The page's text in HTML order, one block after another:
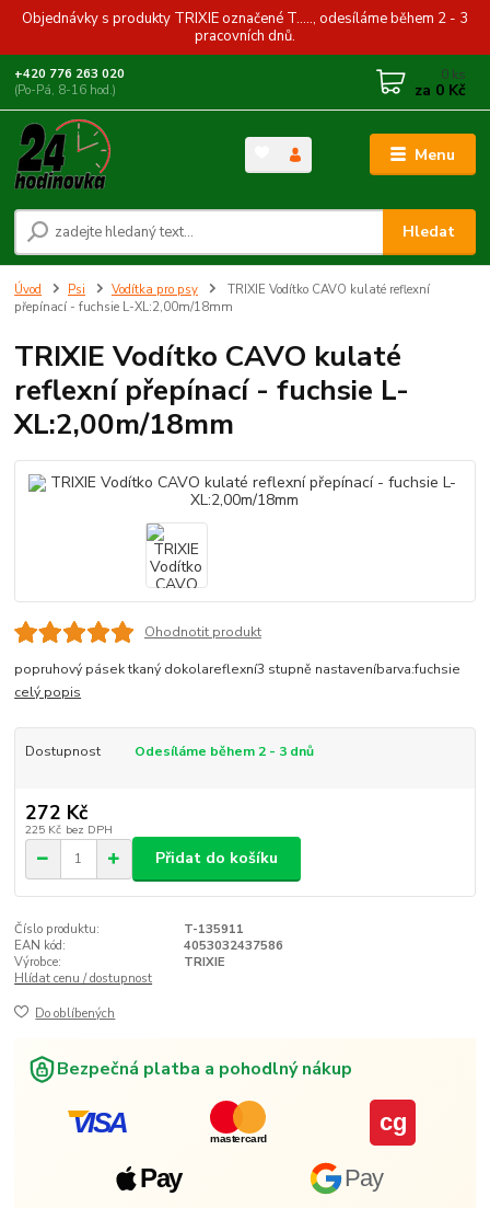
Objednávky s produkty TRIXIE označené T....., odesíláme během 2 - 3
pracovních dnů.
Menu
Hledat
+420 776 263 020
(Po-Pá, 8-16 hod.)
0 ks
za 0 Kč
Úvod Psi Vodítka pro psy
TRIXIE Vodítko CAVO kulaté reflexní
přepínací - fuchsie L-XL:2,00m/18mm
TRIXIE Vodítko CAVO kulaté
reflexní přepínací - fuchsie L-
XL:2,00m/18mm
Ohodnotit produkt
popruhový pásek tkaný dokolareflexní3 stupně nastaveníbarva:fuchsie
celý popis
Dostupnost Odesíláme během 2 - 3 dnů
272 Kč
225 Kč bez DPH
Přidat do košíku
Číslo produktu:
T-135911
EAN kód:
4053032437586
Výrobce:
TRIXIE
Hlídat cenu / dostupnost
Do oblíbených
Bezpečná platba a pohodlný nákup
VISA mastercard
Pay Pay
cg